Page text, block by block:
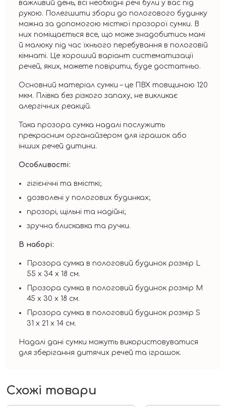
важливий день, всі необхідні речі були у вас під
рукою. Полегшити збори до пологового будинку
можна за допомогою місткої прозорої сумки. В
них поміщається все, що може знадобитись мамі
й малюку під час їхнього перебування в пологовій
кімнаті. Це хороший варіант систематизації
речей, яких, можете повірити, буде достатньо.
Основний матеріал сумки – це ПВХ товщиною 120
мкм. Плівка без різкого запаху, не викликає
алергічних реакцій.
Така прозора сумка надалі послужить
прекрасним органайзером для іграшок або
інших речей дитини.
Особливості:
гігієнічні та вмісткі;
дозволені у пологових будинках;
прозорі, щільні та надійні;
зручна блискавка та ручки.
В наборі:
Прозора сумка в пологовий будинок розмір L
55 х 34 х 18 см.
Прозора сумка в пологовий будинок розмір М
45 х 30 х 18 см.
Прозора сумка в пологовий будинок розмір S
31 х 21 х 14 см.
Надалі дані сумки можуть використовуватися
для зберігання дитячих речей та іграшок.
Схожі товари